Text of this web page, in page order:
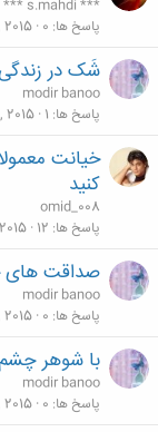
*** s.mahdi ***
پاسخ ها 0
2015
شَک در
modir banoo
پاسخ ها 1
2015
خیانت
کنید
omid_008
پاسخ ها 12
صداقت های
modir banoo
پاسخ ها 0
با شوهر
modir banoo
پاسخ ها 0